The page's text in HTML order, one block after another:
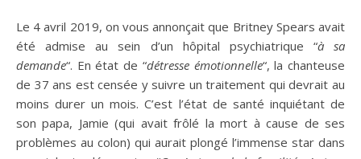
Le 4 avril 2019, on vous annonçait que Britney Spears avait
été admise au sein d’un hôpital psychiatrique “à sa
demande“. En état de “détresse émotionnelle“, la chanteuse
de 37 ans est censée y suivre un traitement qui devrait au
moins durer un mois. C’est l’état de santé inquiétant de
son papa, Jamie (qui avait frôlé la mort à cause de ses
problèmes au colon) qui aurait plongé l’immense star dans